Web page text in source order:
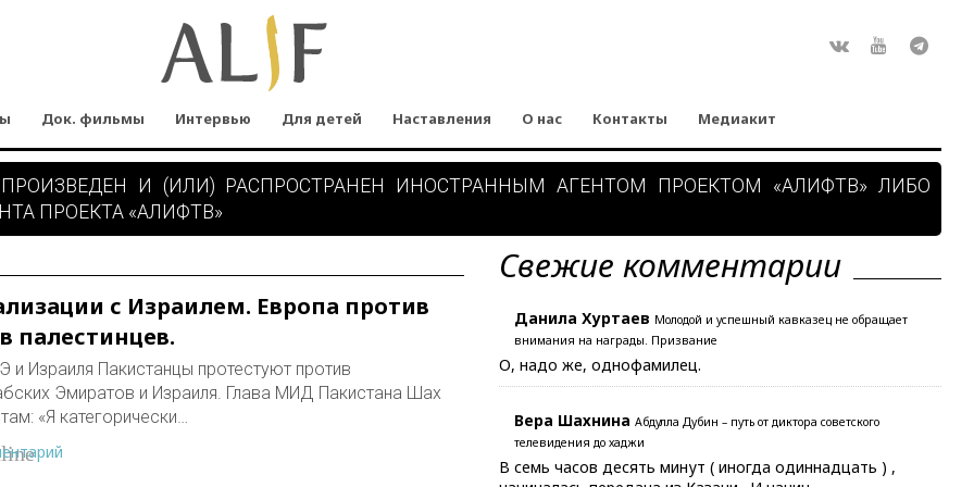
Док. фильмы Интервью Для детей Наставления О нас Контакты Медиакит
И (ИЛИ) РАСПРОСТРАНЕН ИНОСТРАННЫМ АГЕНТОМ ПРОЕКТОМ «АЛИФТВ» ЛИБО
ПРОЕКТА «АЛИФТВ»
с Израилем. Европа против
палестинцев.
и Израиля Пакистанцы протестуют против
Эмиратов и Израиля. Глава МИД Пакистана Шах
«Я категорически…
Свежие комментарии
Данила Хуртаев Молодой и успешный кавказец не обращает
внимания на награды. Призвание
О, надо же, однофамилец.
Вера Шахнина Абдулла Дубин – путь от диктора советского
телевидения до хаджи
В семь часов десять минут ( иногда одиннадцать ) ,